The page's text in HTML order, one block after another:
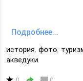
Подробнее...
история, фото,
акведуки